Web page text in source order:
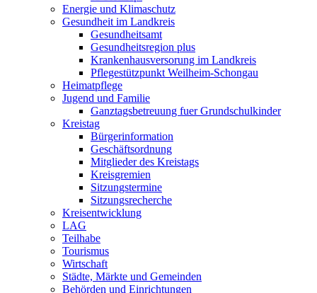
Energie und Klimaschutz
Gesundheit im Landkreis
Gesundheitsamt
Gesundheitsregion plus
Krankenhausversorung im Landkreis
Pflegestützpunkt Weilheim-Schongau
Heimatpflege
Jugend und Familie
Ganztagsbetreuung fuer Grundschulkinder
Kreistag
Bürgerinformation
Geschäftsordnung
Mitglieder des Kreistags
Kreisgremien
Sitzungstermine
Sitzungsrecherche
Kreisentwicklung
LAG
Teilhabe
Tourismus
Wirtschaft
Städte, Märkte und Gemeinden
Behörden und Einrichtungen